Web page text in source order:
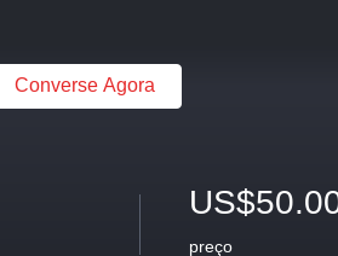
Converse Agora
preço